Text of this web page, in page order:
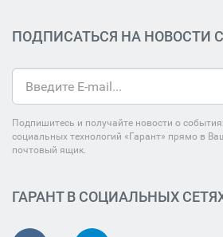
ПОДПИСАТЬСЯ НА НОВОСТИ
Подпишитесь и получайте новости о
социальных технологий «Гарант» прямо в
почтовый ящик.
ГАРАНТ В СОЦИАЛЬНЫХ